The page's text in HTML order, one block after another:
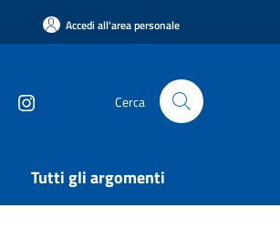
Accedi all'area personale
Cerca
Tutti gli argomenti